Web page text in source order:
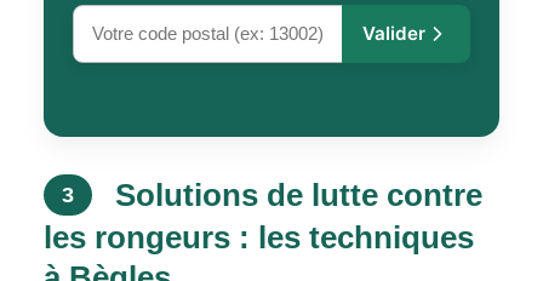
Valider
3
Solutions de lutte contre
les rongeurs : les techniques